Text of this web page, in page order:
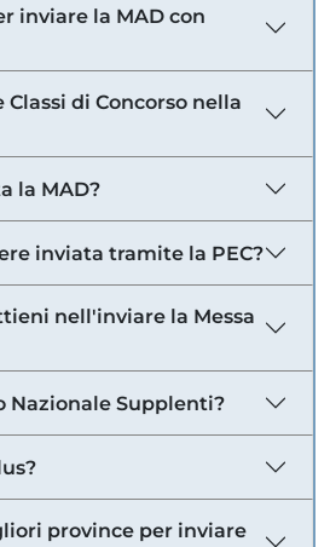
inviare la MAD con
Classi di Concorso nella
la MAD?
inviata tramite la PEC?
nell'inviare la Messa
Nazionale Supplenti?
province per inviare